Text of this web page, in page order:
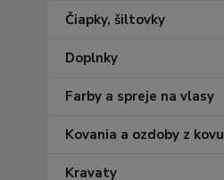
Čiapky, šiltovky
Doplnky
Farby a spreje na vlasy
Kovania a ozdoby z kovu
Kravaty